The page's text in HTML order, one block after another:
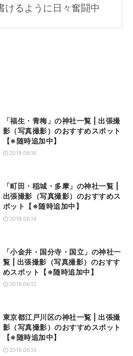
けるように日々奮闘中
「福生・青梅」の神社一覧 | 出張撮
影（写真撮影）のおすすめスポット
【※随時追加中】
2019.06.16
「町田・稲城・多摩」の神社一覧 |
出張撮影（写真撮影）のおすすめス
ポット【※随時追加中】
2019.06.14
「小金井・国分寺・国立」の神社一
覧 | 出張撮影（写真撮影）のおすす
めスポット【※随時追加中】
2019.06.12
東京都江戸川区の神社一覧 | 出張撮
影（写真撮影）のおすすめスポット
【※随時追加中】
2019.06.10